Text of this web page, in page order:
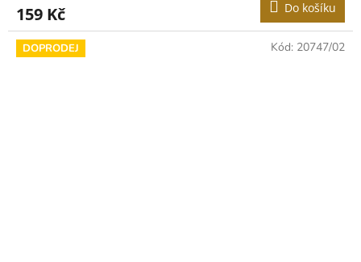
159 Kč Do košíku
DOPRODEJ Kód: 20747/02